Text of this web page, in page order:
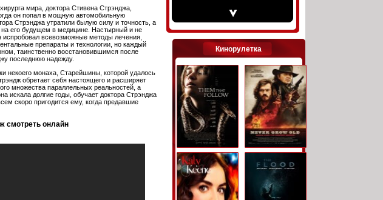
мира, доктора Стивена Стрэнджа,
он попал в мощную автомобильную
Стрэнджа утратили былую силу и точность, а
на его будущем в медицине. Настырный и не
всевозможные методы лечения,
препараты и технологии, но каждый
таинственно восстановившимся после
последнюю надежду.
некоего монаха, Старейшины, которой удалось
обретает себя настоящего и расширяет
множества параллельных реальностей, а
искала долгие годы, обучает доктора Стрэнджа
скоро пригодится ему, когда предавшие
смотреть онлайн
Кинорулетка